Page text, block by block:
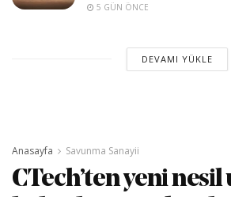
5 GÜN ÖNCE
DEVAMI YÜKLE
Anasayfa Savunma Sanayii
CTech’ten yeni nesil